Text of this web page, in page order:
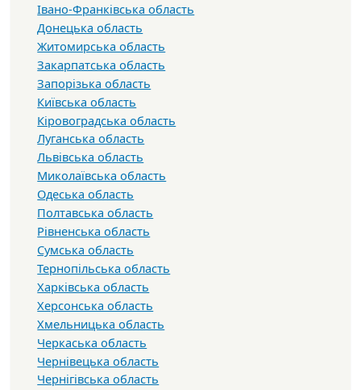
Івано-Франківська область
Донецька область
Житомирська область
Закарпатська область
Запорізька область
Київська область
Кіровоградська область
Луганська область
Львівська область
Миколаївська область
Одеська область
Полтавська область
Рівненська область
Сумська область
Тернопільська область
Харківська область
Херсонська область
Хмельницька область
Черкаська область
Чернівецька область
Чернігівська область